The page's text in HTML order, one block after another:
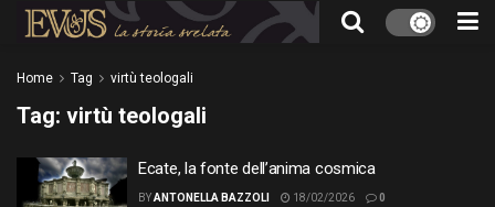
Home Tag virtù teologali
Tag: virtù teologali
Ecate, la fonte dell’anima cosmica
BYANTONELLA BAZZOLI 18/02/2026 0